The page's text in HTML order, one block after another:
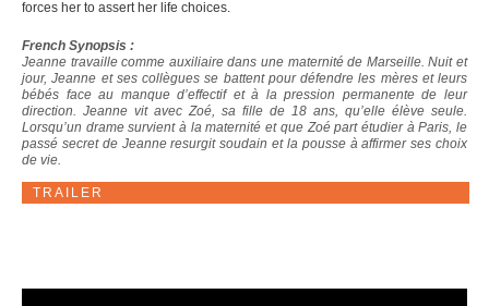
forces her to assert her life choices.
French Synopsis :
Jeanne travaille comme auxiliaire dans une maternité de Marseille. Nuit et
jour, Jeanne et ses collègues se battent pour défendre les mères et leurs
bébés face au manque d’effectif et à la pression permanente de leur
direction. Jeanne vit avec Zoé, sa fille de 18 ans, qu’elle élève seule.
Lorsqu’un drame survient à la maternité et que Zoé part étudier à Paris, le
passé secret de Jeanne resurgit soudain et la pousse à affirmer ses choix
de vie.
TRAILER